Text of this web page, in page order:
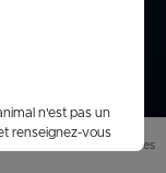
n'est pas un
renseignez-vous
Mentions légales